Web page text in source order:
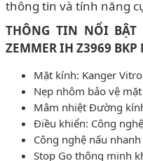
thông tin và tính năng
THÔNG TIN NỔI BẬT
ZEMMER IH Z3969 BKP
Mặt kính: Kanger
Nẹp nhôm bảo vệ
Mâm nhiệt Ðường
Ðiều khiển: Công
Công nghệ nấu
Stop Go thông minh